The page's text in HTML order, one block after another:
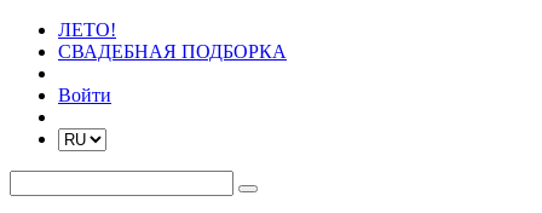
ЛЕТО!
СВАДЕБНАЯ ПОДБОРКА
Войти